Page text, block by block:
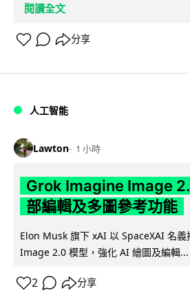
閱讀全文
分享
人工智能
Lawton 1 小時
Grok Imagine Image
部編輯及多圖參考功能
Elon Musk 旗下 xAI 以 SpaceXAI 名
Image 2.0 模型，強化 AI 繪圖及編輯...
2 分享